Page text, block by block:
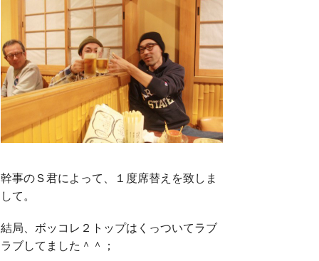
幹事のＳ君によって、１度席替えを致しま
して。
結局、ボッコレ２トップはくっついてラブ
ラブしてました＾＾；